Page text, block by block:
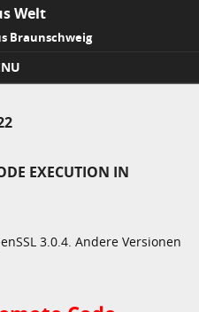
Welt
Braunschweig
EXECUTION IN
3.0.4. Andere Versionen